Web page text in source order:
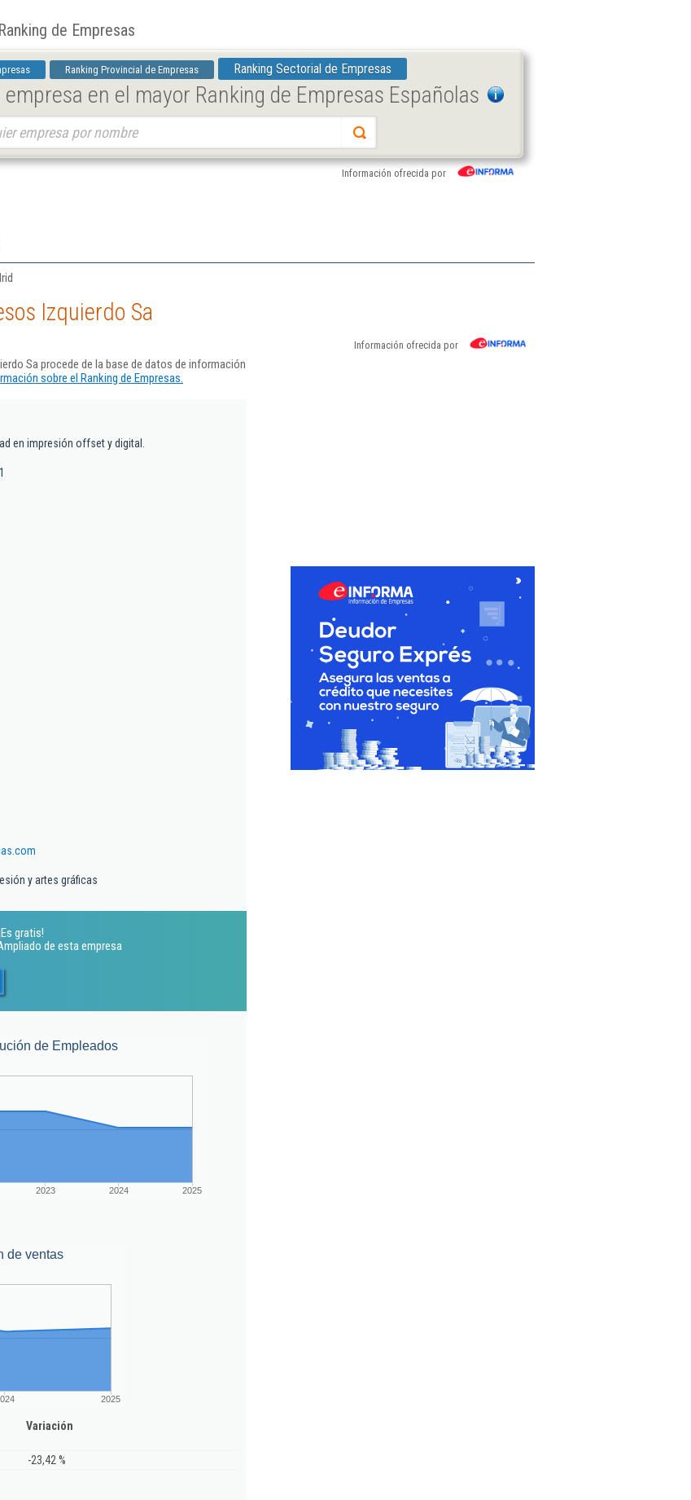
Ranking de Empresas
Ranking Provincial de Empresas Ranking Sectorial de Empresas
en el mayor Ranking de Empresas Españolas
Información ofrecida por
Izquierdo Sa
Información ofrecida por
Sa procede de la base de datos de información
sobre el Ranking de Empresas.
en impresión offset y digital.
y artes gráficas
gratis!
de esta empresa
de Empleados
2023 2024 2025
de ventas
2025
Variación
-23,42 %